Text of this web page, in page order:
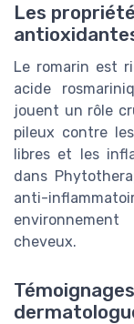
Les
Le romarin est
acide
jouent un rôle
pileux contre
libres et les
dans
anti-
cheveux.